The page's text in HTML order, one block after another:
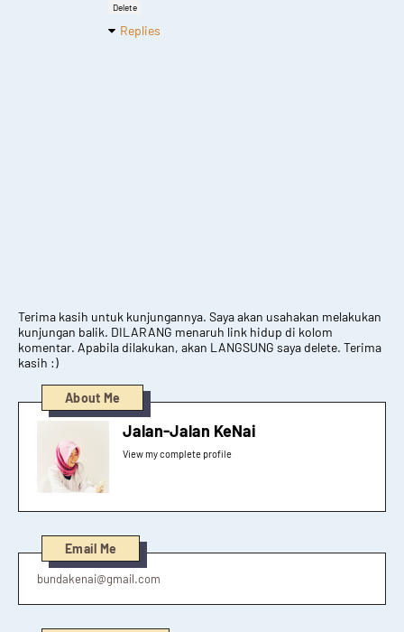
Delete
Replies
Terima kasih untuk kunjungannya. Saya akan usahakan melakukan
kunjungan balik. DILARANG menaruh link hidup di kolom
komentar. Apabila dilakukan, akan LANGSUNG saya delete. Terima
kasih :)
About Me
Jalan-Jalan KeNai
View my complete profile
Email Me
bundakenai@gmail.com